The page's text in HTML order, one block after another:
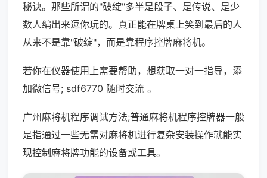
秘诀。那些所谓的"破绽"多半是段子、是传说、是少
数人编出来逗你玩的。真正能在牌桌上笑到最后的人
从来不是靠"破绽"，而是靠程序控牌麻将机。
若你在仪器使用上需要帮助，想获取一对一指导，添
加微信号; sdf6770 随时交流 。
广州麻将机程序调试方法;普通麻将机程序控牌器一般
是指通过一些无需对麻将机进行复杂安装操作就能实
现控制麻将牌功能的设备或工具。